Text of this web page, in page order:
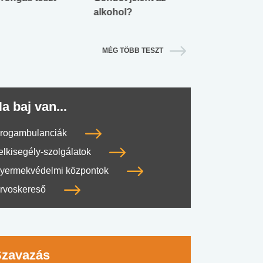
alkohol?
MÉG TÖBB TESZT
baj van...
szolgálatok
központok